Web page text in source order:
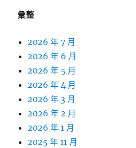
彙整
2026 年 7 月
2026 年 6 月
2026 年 5 月
2026 年 4 月
2026 年 3 月
2026 年 2 月
2026 年 1 月
2025 年 11 月